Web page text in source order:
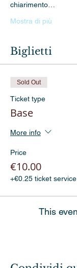
chiarimento…
Mostra di più
Biglietti
Sold Out
Ticket type
Base
More info
Price
€10.00
+€0.25 ticket
This